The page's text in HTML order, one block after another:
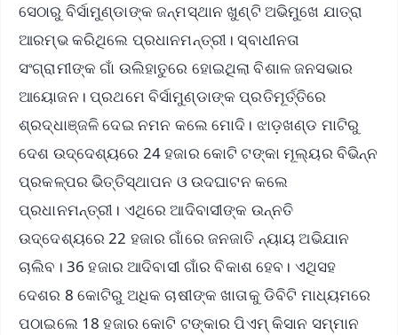
ସେଠାରୁ ବିର୍ସାମୁଣ୍ଡାଙ୍କ ଜନ୍ମସ୍ଥାନ ଖୁଣ୍ଟି ଅଭିମୁଖେ ଯାତ୍ରା
ଆରମ୍ଭ କରିଥିଲେ ପ୍ରଧାନମନ୍ତ୍ରୀ। ସ୍ବାଧୀନତା
ସଂଗ୍ରାମୀଙ୍କ ଗାଁ ଉଲିହାତୁରେ ହୋଇଥିଲା ବିଶାଳ ଜନସଭାର
ଆୟୋଜନ। ପ୍ରଥମେ ବିର୍ସାମୁଣ୍ଡାଙ୍କ ପ୍ରତିମୂର୍ତ୍ତିରେ
ଶ୍ରଦ୍ଧାଞ୍ଜଳି ଦେଇ ନମନ କଲେ ମୋଦି। ଝାଡ଼ଖଣ୍ଡ ମାଟିରୁ
ଦେଶ ଉଦ୍ଦେଶ୍ୟରେ 24 ହଜାର କୋଟି ଟଙ୍କା ମୂଲ୍ୟର ବିଭିନ୍ନ
ପ୍ରକଳ୍ପର ଭିତ୍ତିସ୍ଥାପନ ଓ ଉଦଘାଟନ କଲେ
ପ୍ରଧାନମନ୍ତ୍ରୀ। ଏଥିରେ ଆଦିବାସୀଙ୍କ ଉନ୍ନତି
ଉଦ୍ଦେଶ୍ୟରେ 22 ହଜାର ଗାଁରେ ଜନଜାତି ନ୍ୟାୟ ଅଭିଯାନ
ଚାଲିବ। 36 ହଜାର ଆଦିବାସୀ ଗାଁର ବିକାଶ ହେବ। ଏଥିସହ
ଦେଶର 8 କୋଟିରୁ ଅଧିକ ଚାଷୀଙ୍କ ଖାତାକୁ ଡିବିଟି ମାଧ୍ୟମରେ
ପଠାଇଲେ 18 ହଜାର କୋଟି ଟଙ୍କାର ପିଏମ୍ କିସାନ ସମ୍ମାନ